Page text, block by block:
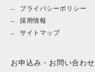
プライバシーポリシー
採用情報
サイトマップ
お申込み・お問い合わせ